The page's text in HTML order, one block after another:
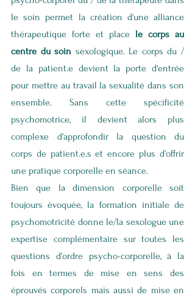
le soin permet la création d'une alliance
thérapeutique forte et place le corps au
centre du soin sexologique. Le corps du /
de la patient.e devient la porte d'entrée
pour mettre au travail la sexualité dans son
ensemble. Sans cette spécificité
psychomotrice, il devient alors plus
complexe d'approfondir la question du
corps de patient.e.s et encore plus d'offrir
une pratique corporelle en séance.
Bien que la dimension corporelle soit
toujours évoquée, la formation initiale de
psychomotricité donne le/la sexologue une
expertise complémentaire sur toutes les
questions d'ordre psycho-corporelle, à la
fois en termes de mise en sens des
éprouvés corporels mais aussi de mise en